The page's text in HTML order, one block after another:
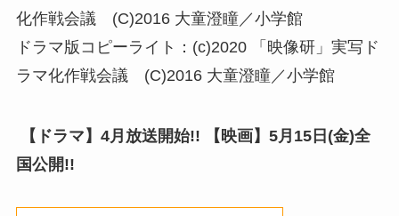
化作戦会議 (C)2016 大童澄瞳／小学館
ドラマ版コピーライト：(c)2020 「映像研」実写ド
ラマ化作戦会議 (C)2016 大童澄瞳／小学館
【ドラマ】4月放送開始!! 【映画】5月15日(金)全
国公開!!